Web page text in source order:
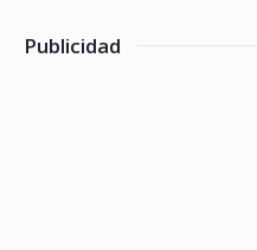
Publicidad